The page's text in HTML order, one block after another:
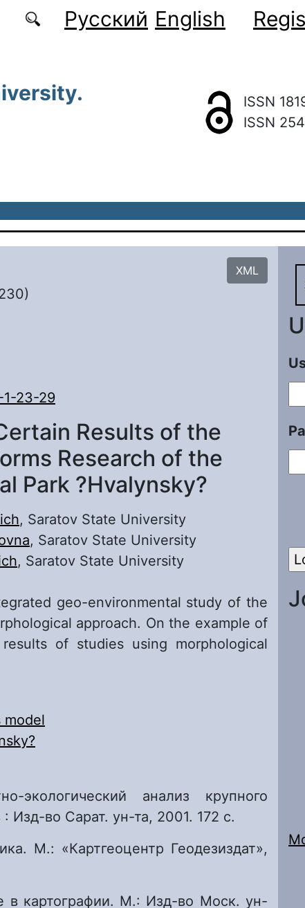
Русский English
ISSN
ISSN
XML
1-23-29
Results of the
Research of the
Park ?Hvalynsky?
, Saratov State University
, Saratov State University
, Saratov State University
geo-environmental study of the
approach. On the example of
of studies using morphological
model
анализ крупного
Изд-во Сарат. ун-та, 2001. 172 с.
М.: «Картгеоцентр Геодезиздат»,
в картографии. М.: Изд-во Моск. ун-